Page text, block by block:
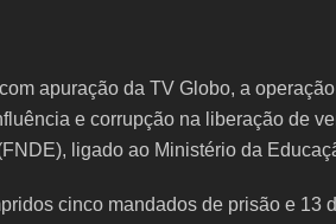
apuração da TV Globo, a
e corrupção na liberação de
ligado ao Ministério da
cinco mandados de prisão e 13